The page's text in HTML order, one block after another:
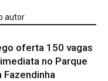
autor
oferta 150 vagas
no Parque
Fazendinha